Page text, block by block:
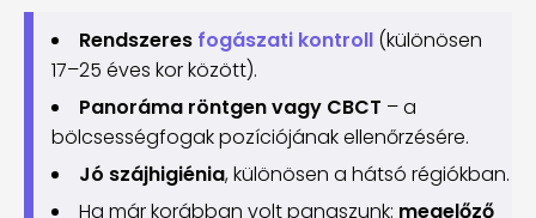
Rendszeres fogászati kontroll (különösen
17–25 éves kor között).
Panoráma röntgen vagy CBCT – a
bölcsességfogak pozíciójának ellenőrzésére.
Jó szájhigiénia, különösen a hátsó régiókban.
Ha már korábban volt panaszunk: megelőző